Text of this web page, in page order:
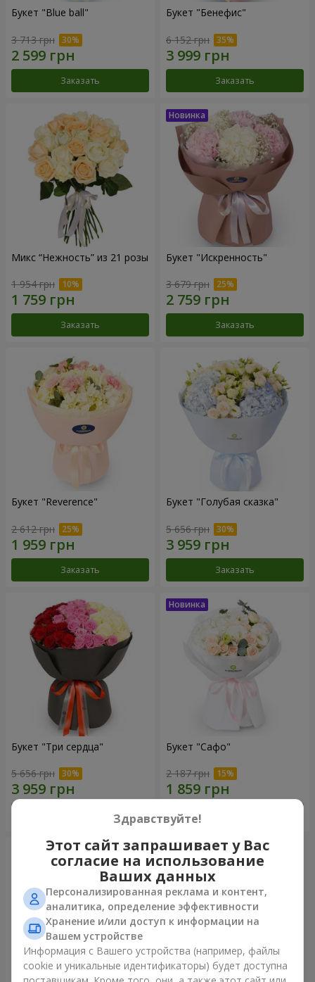
Букет "Blue ball"
3 713 грн
Заказать
Букет "Бенефис"
6 152 грн
Заказать
Микс “Нежность” из 21 розы
1 954 грн
Заказать
Букет "Искренность"
3 679 грн
Заказать
Букет "Reverence"
2 612 грн
Заказать
Букет "Голубая сказка"
5 656 грн
Заказать
Букет "Три сердца"
5 656 грн
Букет "Сафо"
2 187 грн
Здравствуйте!
Этот сайт запрашивает у Вас
согласие на использование
Ваших данных
Персонализированная реклама и контент,
аналитика, определение эффективности
Хранение и/или доступ к информации на
Вашем устройстве
Информация с Вашего устройства (например, файлы
cookie и уникальные идентификаторы) будет доступна